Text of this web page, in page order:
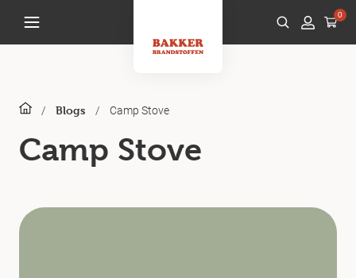
0
/ Blogs / Camp Stove
Camp Stove